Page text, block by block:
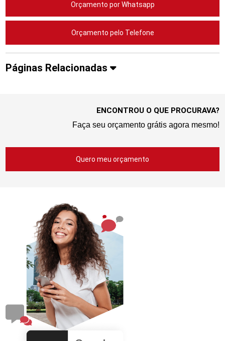
Orçamento por Whatsapp
Orçamento pelo Telefone
Páginas Relacionadas
ENCONTROU O QUE PROCURAVA?
Faça seu orçamento grátis agora mesmo!
Quero meu orçamento